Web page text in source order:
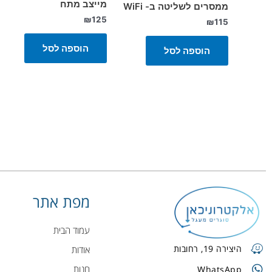
ממסרים לשליטה ב- WiFi
₪115
הוספה לסל
מייצב מתח
₪125
הוספה לסל
היצירה 19, רחובות
WhatsApp
מפת אתר
עמוד הבית
אודות
חנות